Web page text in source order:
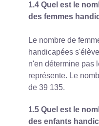
1.4 Quel est le
des femmes
Le nombre de
handicapées
n'en détermine pas
représente. Le
de 39 135.
1.5 Quel est le
des enfants